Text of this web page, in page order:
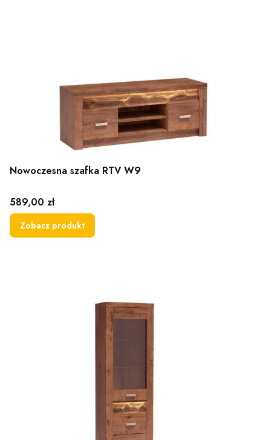
Nowoczesna szafka RTV W9
Cena
589,00 zł
Zobacz produkt